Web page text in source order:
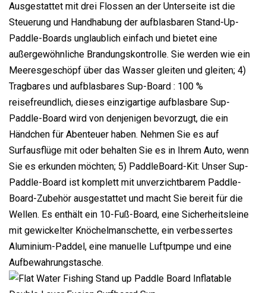
Ausgestattet mit drei Flossen an der Unterseite ist die
Steuerung und Handhabung der aufblasbaren Stand-Up-
Paddle-Boards unglaublich einfach und bietet eine
außergewöhnliche Brandungskontrolle. Sie werden wie ein
Meeresgeschöpf über das Wasser gleiten und gleiten; 4)
Tragbares und aufblasbares Sup-Board : 100 %
reisefreundlich, dieses einzigartige aufblasbare Sup-
Paddle-Board wird von denjenigen bevorzugt, die ein
Händchen für Abenteuer haben. Nehmen Sie es auf
Surfausflüge mit oder behalten Sie es in Ihrem Auto, wenn
Sie es erkunden möchten; 5) PaddleBoard-Kit: Unser Sup-
Paddle-Board ist komplett mit unverzichtbarem Paddle-
Board-Zubehör ausgestattet und macht Sie bereit für die
Wellen. Es enthält ein 10-Fuß-Board, eine Sicherheitsleine
mit gewickelter Knöchelmanschette, ein verbessertes
Aluminium-Paddel, eine manuelle Luftpumpe und eine
Aufbewahrungstasche.